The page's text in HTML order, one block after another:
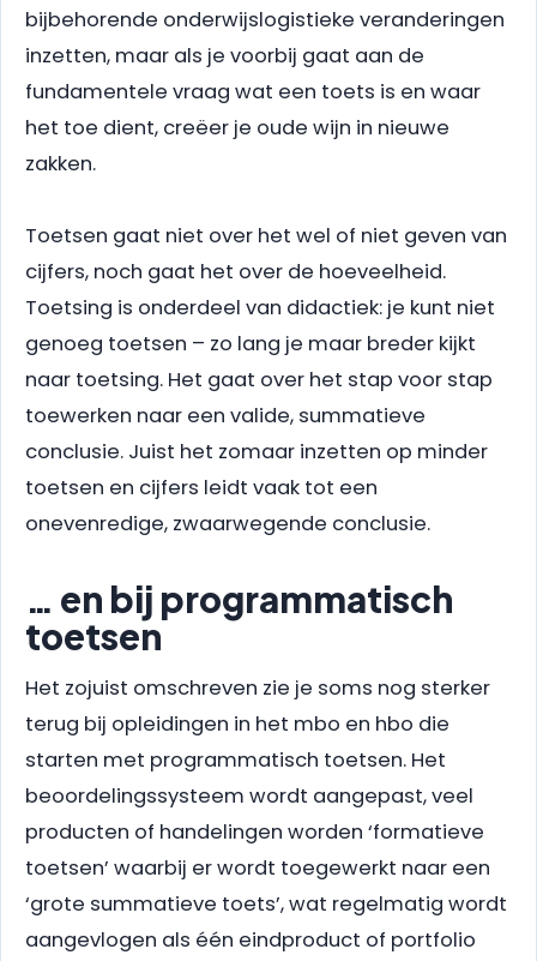
bijbehorende onderwijslogistieke veranderingen
inzetten, maar als je voorbij gaat aan de
fundamentele vraag wat een toets is en waar
het toe dient, creëer je oude wijn in nieuwe
zakken.
Toetsen gaat niet over het wel of niet geven van
cijfers, noch gaat het over de hoeveelheid.
Toetsing is onderdeel van didactiek: je kunt niet
genoeg toetsen – zo lang je maar breder kijkt
naar toetsing. Het gaat over het stap voor stap
toewerken naar een valide, summatieve
conclusie. Juist het zomaar inzetten op minder
toetsen en cijfers leidt vaak tot een
onevenredige, zwaarwegende conclusie.
… en bij programmatisch
toetsen
Het zojuist omschreven zie je soms nog sterker
terug bij opleidingen in het mbo en hbo die
starten met programmatisch toetsen. Het
beoordelingssysteem wordt aangepast, veel
producten of handelingen worden ‘formatieve
toetsen’ waarbij er wordt toegewerkt naar een
‘grote summatieve toets’, wat regelmatig wordt
aangevlogen als één eindproduct of portfolio